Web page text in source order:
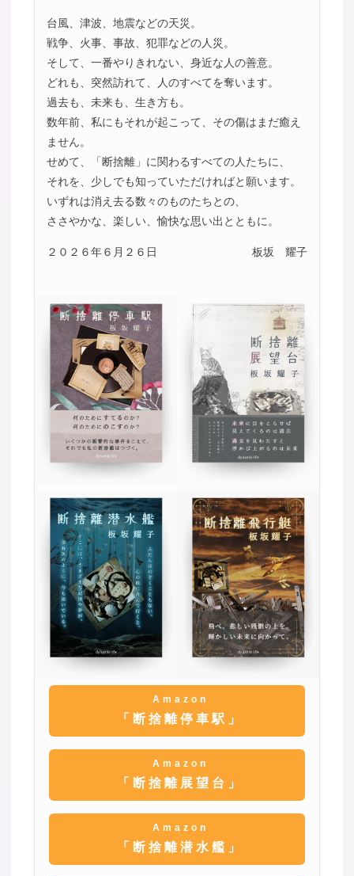
台風、津波、地震などの天災。
戦争、火事、事故、犯罪などの人災。
そして、一番やりきれない、身近な人の善意。
どれも、突然訪れて、人のすべてを奪います。
過去も、未来も、生き方も。
数年前、私にもそれが起こって、その傷はまだ癒え
ません。
せめて、「断捨離」に関わるすべての人たちに、
それを、少しでも知っていただければと願います。
いずれは消え去る数々のものたちとの、
ささやかな、楽しい、愉快な思い出とともに。
２０２６年６月２６日 板坂 耀子
Amazon
「断捨離停車駅」
Amazon
「断捨離展望台」
Amazon
「断捨離潜水艦」